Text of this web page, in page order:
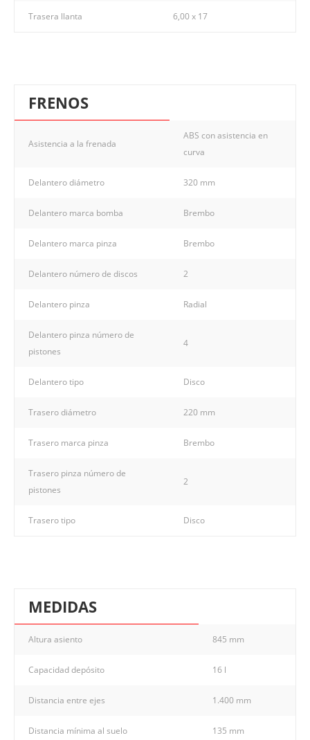
Trasera llanta 6,00 x 17
FRENOS
Asistencia a la frenada
ABS con asistencia en
curva
Delantero diámetro 320 mm
Delantero marca bomba Brembo
Delantero marca pinza Brembo
Delantero número de discos 2
Delantero pinza Radial
Delantero pinza número de
pistones
4
Delantero tipo Disco
Trasero diámetro 220 mm
Trasero marca pinza Brembo
Trasero pinza número de
pistones
2
Trasero tipo Disco
MEDIDAS
Altura asiento 845 mm
Capacidad depósito 16 l
Distancia entre ejes 1.400 mm
Distancia mínima al suelo 135 mm